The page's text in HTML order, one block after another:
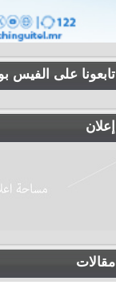
تابعونا على الفيس
إعلان
مقالات